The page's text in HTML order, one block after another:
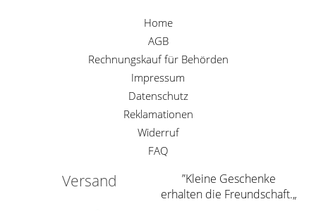
Home
AGB
Rechnungskauf für Behörden
Impressum
Datenschutz
Reklamationen
Widerruf
FAQ
Versand
”Kleine Geschenke
erhalten die Freundschaft.„